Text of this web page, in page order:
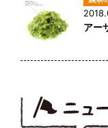
アー